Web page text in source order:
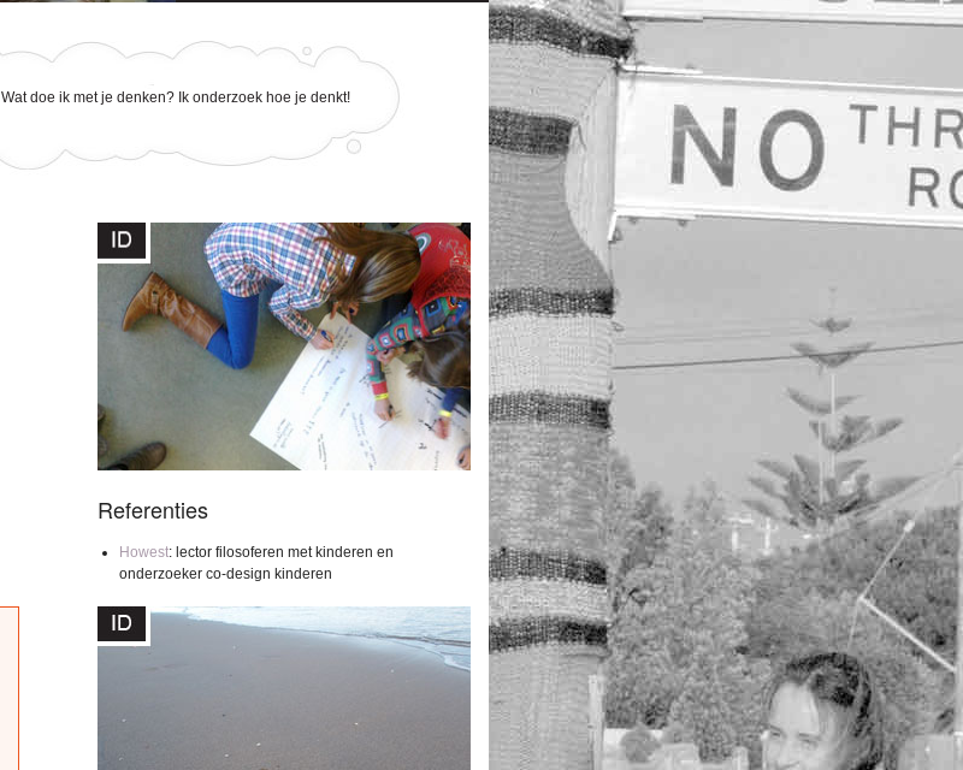
Wat doe ik met je denken? Ik onderzoek hoe je denkt!
Referenties
Howest: lector filosoferen met kinderen en
onderzoeker co-design kinderen